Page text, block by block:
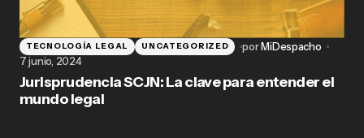
TECNOLOGÍA LEGAL UNCATEGORIZED porMiDespacho
7 junio, 2024
Jurisprudencia SCJN: La clave para entender el
mundo legal